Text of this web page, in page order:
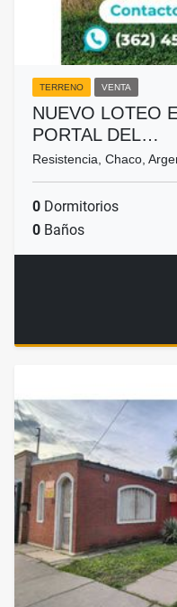
TERRENO VENTA
NUEVO LOTEO
PORTAL DEL…
Resistencia, Chaco,
0 Dormitorios
0 Baños